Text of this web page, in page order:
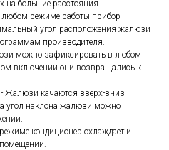
большие расстояния.
любом режиме работы прибор
угол расположения жалюзи
производителя.
можно зафиксировать в любом
включении они возвращались к
- Жалюзи качаются вверх-вниз
угол наклона жалюзи можно
кондиционер охлаждает и